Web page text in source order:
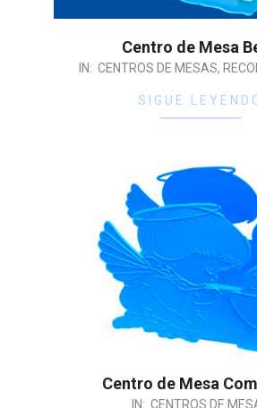
Centro de Mesa
IN: CENTROS DE MESAS,
SIGUE
Centro de Mesa
IN: CENTROS DE